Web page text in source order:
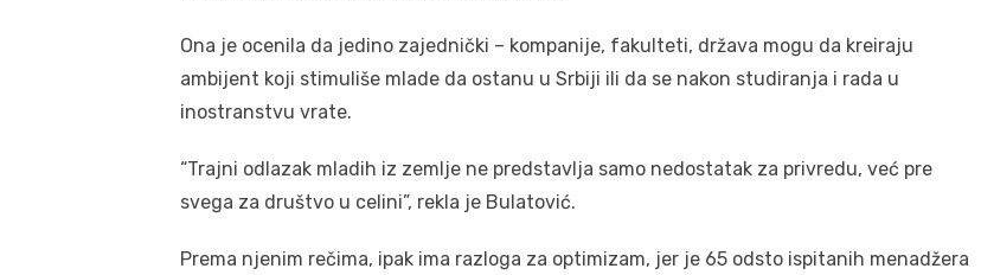
Ona je ocenila da jedino zajednički – kompanije, fakulteti, država mogu da kreiraju
ambijent koji stimuliše mlade da ostanu u Srbiji ili da se nakon studiranja i rada u
inostranstvu vrate.
“Trajni odlazak mladih iz zemlje ne predstavlja samo nedostatak za privredu, već pre
svega za društvo u celini”, rekla je Bulatović.
Prema njenim rečima, ipak ima razloga za optimizam, jer je 65 odsto ispitanih menadžera